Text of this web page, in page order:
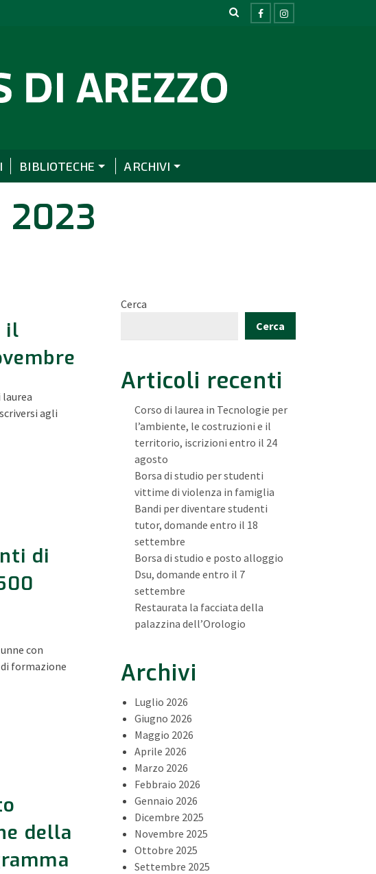
BIBLIOTECHE ARCHIVI
2023
il
agli
di
con
formazione
della
Cerca
Cerca
Articoli recenti
Corso di laurea in Tecnologie per
l’ambiente, le costruzioni e il
territorio, iscrizioni entro il 24
agosto
Borsa di studio per studenti
vittime di violenza in famiglia
Bandi per diventare studenti
tutor, domande entro il 18
settembre
Borsa di studio e posto alloggio
Dsu, domande entro il 7
settembre
Restaurata la facciata della
palazzina dell’Orologio
Archivi
Luglio 2026
Giugno 2026
Maggio 2026
Aprile 2026
Marzo 2026
Febbraio 2026
Gennaio 2026
Dicembre 2025
Novembre 2025
Ottobre 2025
Settembre 2025